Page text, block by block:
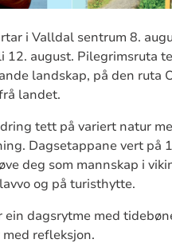
i Valldal sentrum 8.
12. august. Pilegrimsruta
landskap, på den ruta
landet.
tett på variert natur
Dagsetappane vert på
deg som mannskap i
og på turisthytte.
ein dagsrytme med
refleksjon.